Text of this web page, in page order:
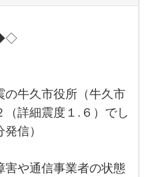
の牛久市役所（牛久市
（詳細震度１.６）でし
信）
や通信事業者の状態